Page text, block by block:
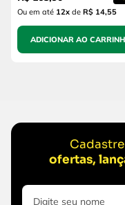
Ou em até 12x de R$ 14,55
ADICIONAR AO
ofertas,